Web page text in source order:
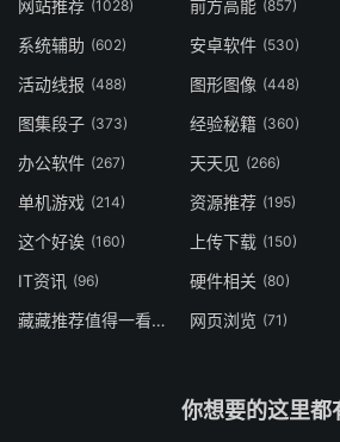
网站推荐 (1028) 前方高能 (857)
系统辅助 (602) 安卓软件 (530)
活动线报 (488) 图形图像 (448)
图集段子 (373) 经验秘籍 (360)
办公软件 (267) 天天见 (266)
单机游戏 (214) 资源推荐 (195)
这个好诶 (160) 上传下载 (150)
IT资讯 (96) 硬件相关 (80)
藏藏推荐值得一看 网页浏览 (71)
你想要的这里都